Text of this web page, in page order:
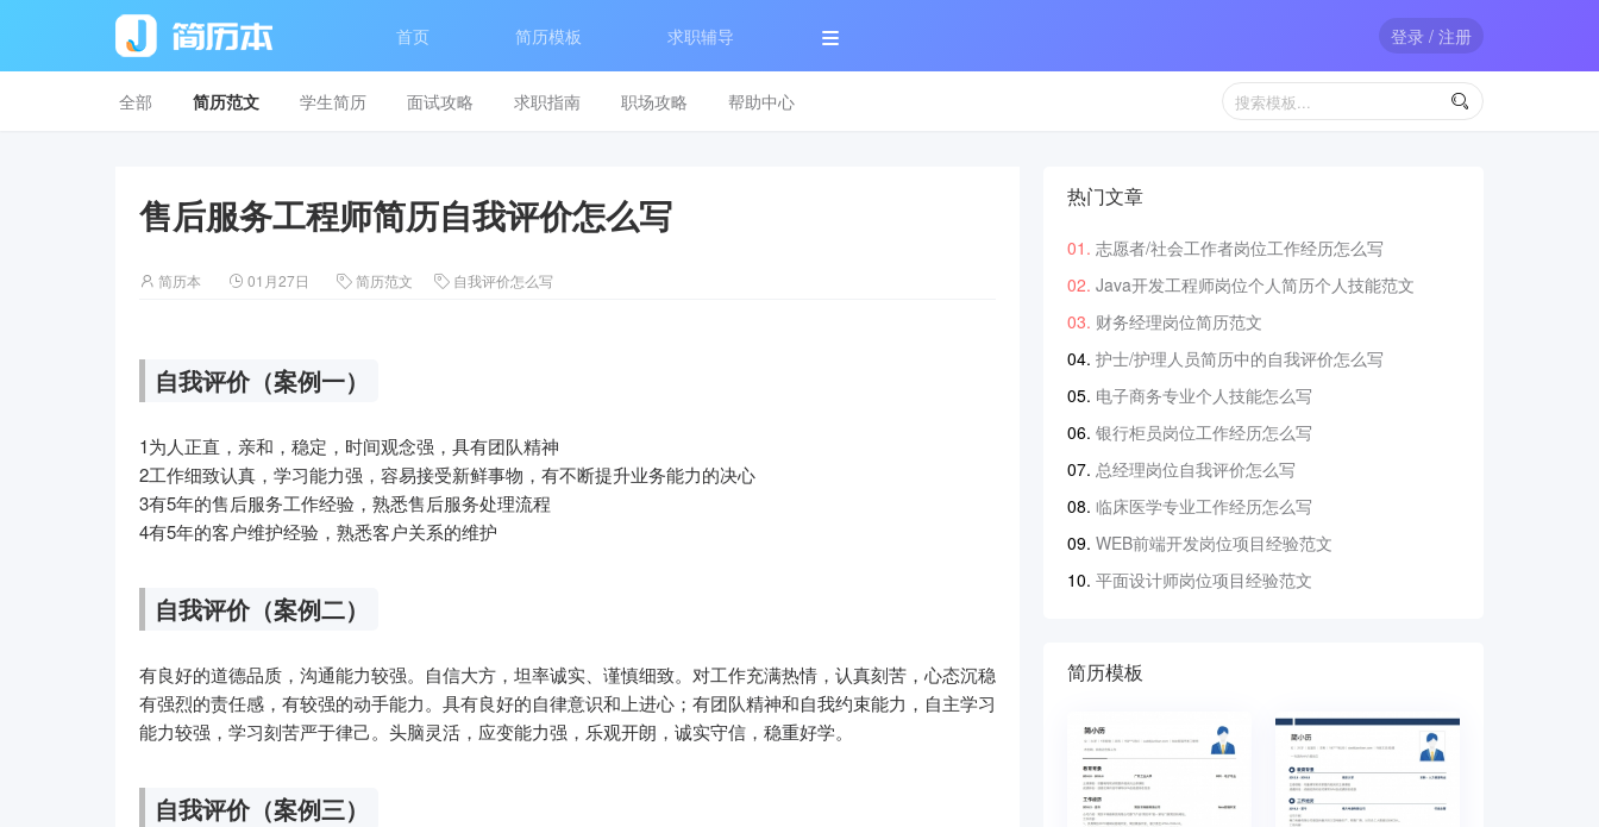
首页 简历模板 求职辅导 登录 / 注册
全部 简历范文 学生简历 面试攻略 求职指南 职场攻略 帮助中心 
售后服务工程师简历自我评价怎么写
 简历本  01月27日  简历范文  自我评价怎么写
自我评价（案例一）
1为人正直，亲和，稳定，时间观念强，具有团队精神
2工作细致认真，学习能力强，容易接受新鲜事物，有不断提升业务能力的决心
3有5年的售后服务工作经验，熟悉售后服务处理流程
4有5年的客户维护经验，熟悉客户关系的维护
自我评价（案例二）
有良好的道德品质，沟通能力较强。自信大方，坦率诚实、谨慎细致。对工作充满热情，认真刻苦，心态沉稳
有强烈的责任感，有较强的动手能力。具有良好的自律意识和上进心；有团队精神和自我约束能力，自主学习
能力较强，学习刻苦严于律己。头脑灵活，应变能力强，乐观开朗，诚实守信，稳重好学。
自我评价（案例三）
热门文章
志愿者/社会工作者岗位工作经历怎么写
Java开发工程师岗位个人简历个人技能范文
财务经理岗位简历范文
护士/护理人员简历中的自我评价怎么写
电子商务专业个人技能怎么写
银行柜员岗位工作经历怎么写
总经理岗位自我评价怎么写
临床医学专业工作经历怎么写
WEB前端开发岗位项目经验范文
平面设计师岗位项目经验范文
简历模板